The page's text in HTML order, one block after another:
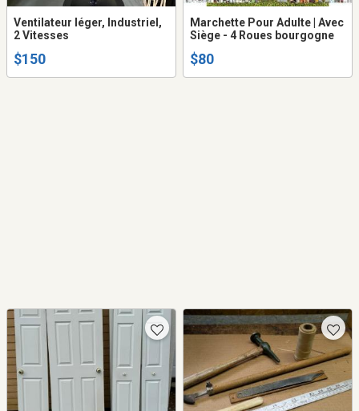
Ventilateur léger, Industriel,
2 Vitesses
$150
Marchette Pour Adulte | Avec
Siège - 4 Roues bourgogne
$80